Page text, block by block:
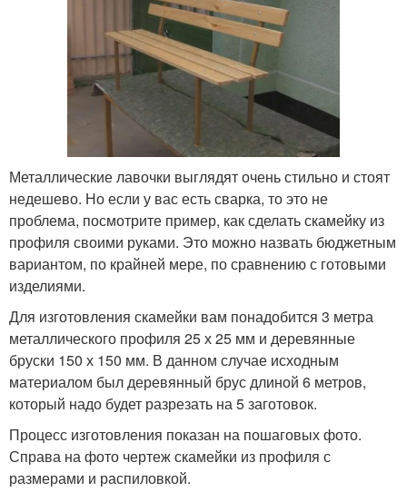
Металлические лавочки выглядят очень стильно и стоят
недешево. Но если у вас есть сварка, то это не
проблема, посмотрите пример, как сделать скамейку из
профиля своими руками. Это можно назвать бюджетным
вариантом, по крайней мере, по сравнению с готовыми
изделиями.
Для изготовления скамейки вам понадобится 3 метра
металлического профиля 25 х 25 мм и деревянные
бруски 150 х 150 мм. В данном случае исходным
материалом был деревянный брус длиной 6 метров,
который надо будет разрезать на 5 заготовок.
Процесс изготовления показан на пошаговых фото.
Справа на фото чертеж скамейки из профиля с
размерами и распиловкой.